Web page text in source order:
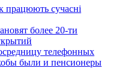
працюють сучасні
более 20-ти
телефонных
были и пенсионеры